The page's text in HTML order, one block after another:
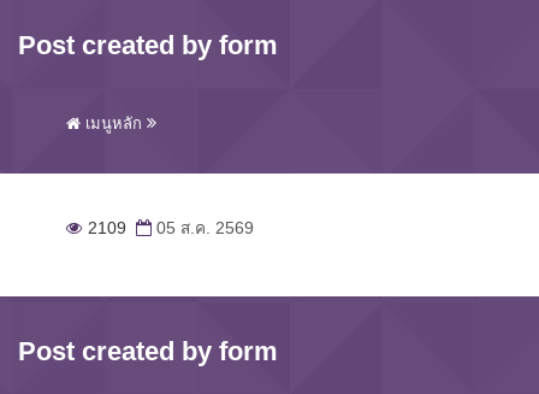
Post created by form
เมนูหลัก
2109 05 ส.ค. 2569
Post created by form